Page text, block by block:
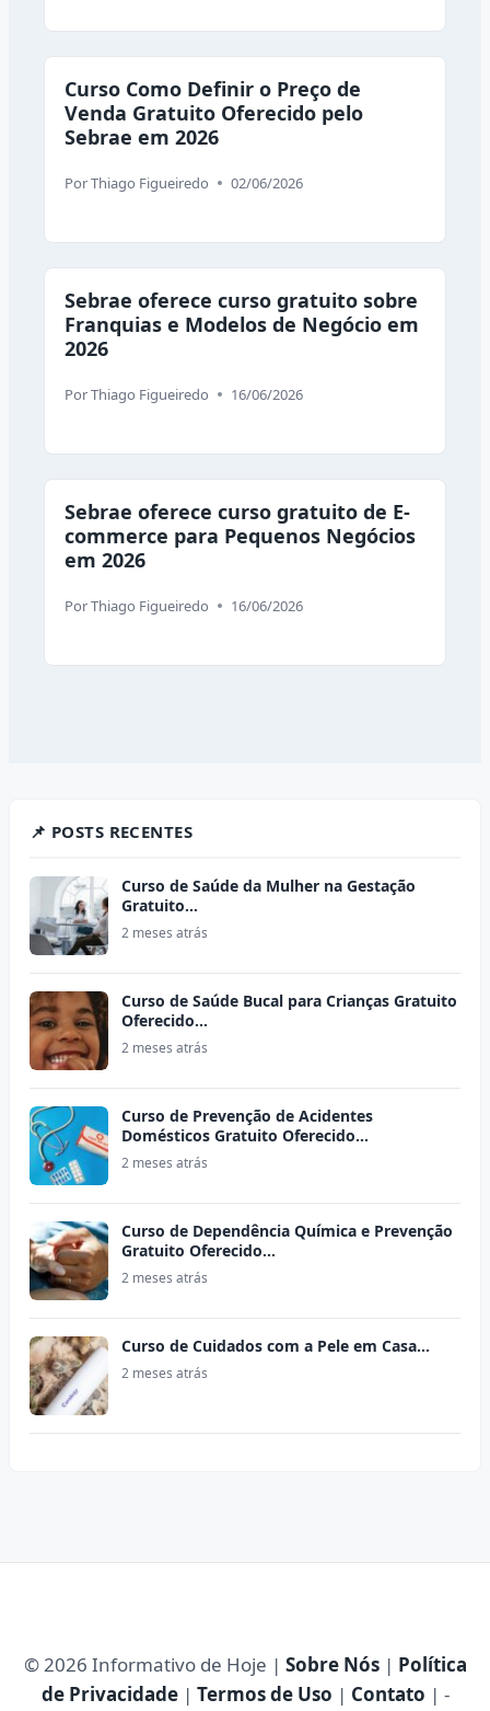
Curso Como Definir o Preço de
Venda Gratuito Oferecido pelo
Sebrae em 2026
PorThiago Figueiredo 02/06/2026
Sebrae oferece curso gratuito sobre
Franquias e Modelos de Negócio em
2026
PorThiago Figueiredo 16/06/2026
Sebrae oferece curso gratuito de E-
commerce para Pequenos Negócios
em 2026
PorThiago Figueiredo 16/06/2026
📌 POSTS RECENTES
Curso de Saúde da Mulher na Gestação
Gratuito…
2 meses atrás
Curso de Saúde Bucal para Crianças Gratuito
Oferecido…
2 meses atrás
Curso de Prevenção de Acidentes
Domésticos Gratuito Oferecido…
2 meses atrás
Curso de Dependência Química e Prevenção
Gratuito Oferecido…
2 meses atrás
Curso de Cuidados com a Pele em Casa…
2 meses atrás
© 2026 Informativo de Hoje | Sobre Nós| Política
de Privacidade| Termos de Uso | Contato | -